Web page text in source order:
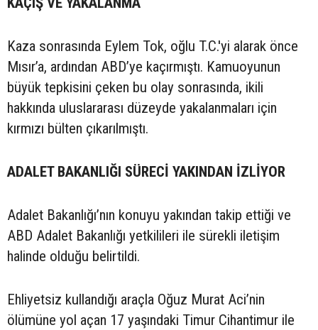
Kaza sonrasında Eylem Tok, oğlu T.C.'yi alarak önce
Mısır’a, ardından ABD’ye kaçırmıştı. Kamuoyunun
büyük tepkisini çeken bu olay sonrasında, ikili
hakkında uluslararası düzeyde yakalanmaları için
kırmızı bülten çıkarılmıştı.
ADALET BAKANLIĞI SÜRECİ YAKINDAN İZLİYOR
Adalet Bakanlığı’nın konuyu yakından takip ettiği ve
ABD Adalet Bakanlığı yetkilileri ile sürekli iletişim
halinde olduğu belirtildi.
Ehliyetsiz kullandığı araçla Oğuz Murat Aci’nin
ölümüne yol açan 17 yaşındaki Timur Cihantimur ile